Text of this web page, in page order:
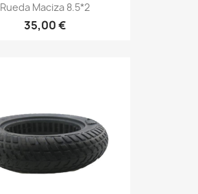
Rueda Maciza 8.5*2
35,00 €